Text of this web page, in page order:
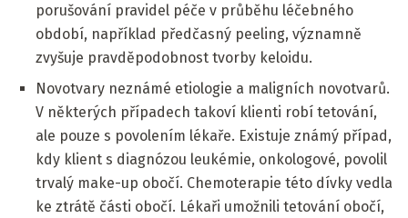
porušování pravidel péče v průběhu léčebného
období, například předčasný peeling, významně
zvyšuje pravděpodobnost tvorby keloidu.
Novotvary neznámé etiologie a maligních novotvarů.
V některých případech takoví klienti robí tetování,
ale pouze s povolením lékaře. Existuje známý případ,
kdy klient s diagnózou leukémie, onkologové, povolil
trvalý make-up obočí. Chemoterapie této dívky vedla
ke ztrátě části obočí. Lékaři umožnili tetování obočí,